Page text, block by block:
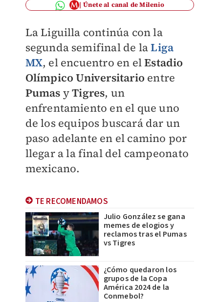
Únete al canal de Milenio
La Liguilla continúa con la
segunda semifinal de laLiga
MX, el encuentro en elEstadio
Olímpico Universitario entre
Pumas yTigres, un
enfrentamiento en el que uno
de los equipos buscará dar un
paso adelante en el camino por
llegar a la final del campeonato
mexicano.
TE RECOMENDAMOS
Julio González se gana
memes de elogios y
reclamos tras el Pumas
vs Tigres
¿Cómo quedaron los
grupos de la Copa
América 2024 de la
Conmebol?